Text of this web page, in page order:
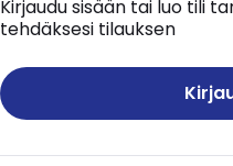
Kirjaudu sisään tai luo tili
tehdäksesi tilauksen